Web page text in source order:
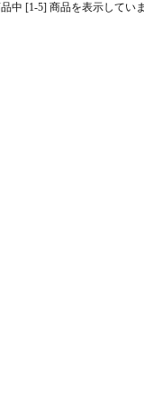
中 [1-5] 商品を表示してい